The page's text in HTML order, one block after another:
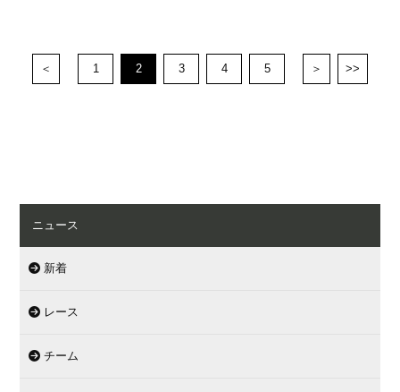
＜ 1 2 3 4 5 ＞ >>
ニュース
新着
レース
チーム